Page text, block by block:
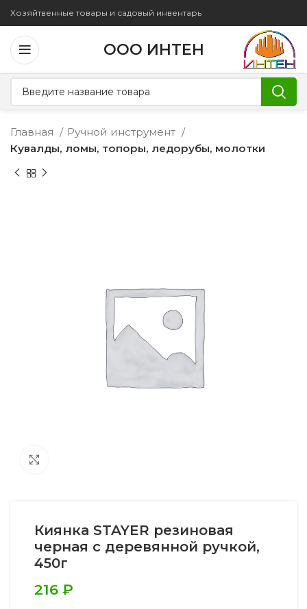
Хозяйтвенные товары и садовый инвентарь
ООО ИНТЕН
Главная
Ручной инструмент
Кувалды, ломы, топоры, ледорубы, молотки
Киянка STAYER резиновая
черная с деревянной ручкой,
450г
216 ₽